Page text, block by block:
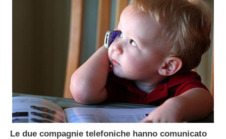
Le due compagnie telefoniche hanno comunicato